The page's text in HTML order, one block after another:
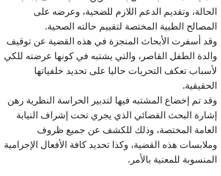
الحالة، وتقديم الدعم اللازم للضحية، وعرضه على
المصالح الطبية المختصة لتقييم حالته الصحية.
وقد أسفرت الأبحاث المنجزة في هذه القضية عن توقيف
والدة الطفل القاصر، والتي يشتبه في كونها عرضته للكي
لأسباب تعكف التحريات حاليا على تحديد خلفياتها
الحقيقية.
وقد تم إخضاع المشتبه فيها لتدبير الحراسة النظرية رهن
إشارة البحث القضائي الذي يجري تحت إشراف النيابة
العامة المختصة، وذلك للكشف عن جميع ظروف
وملابسات هذه القضية، وكذا تحديد كافة الأفعال الإجرامية
المنسوبة للمعنية بالأمر.